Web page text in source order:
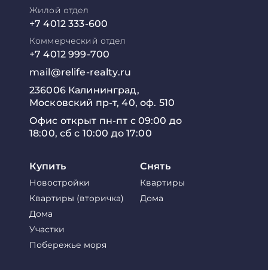
Жилой отдел
+7 4012 333-600
Коммерческий отдел
+7 4012 999-700
mail@relife-realty.ru
236006 Калининград,
Московский пр-т, 40, оф. 510
Офис открыт пн-пт с 09:00 до
18:00, сб с 10:00 до 17:00
Купить
Новостройки
Квартиры (вторичка)
Дома
Участки
Побережье моря
Снять
Квартиры
Дома